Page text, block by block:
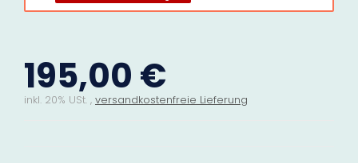
195,00 €
inkl. 20% USt. , versandkostenfreie Lieferung